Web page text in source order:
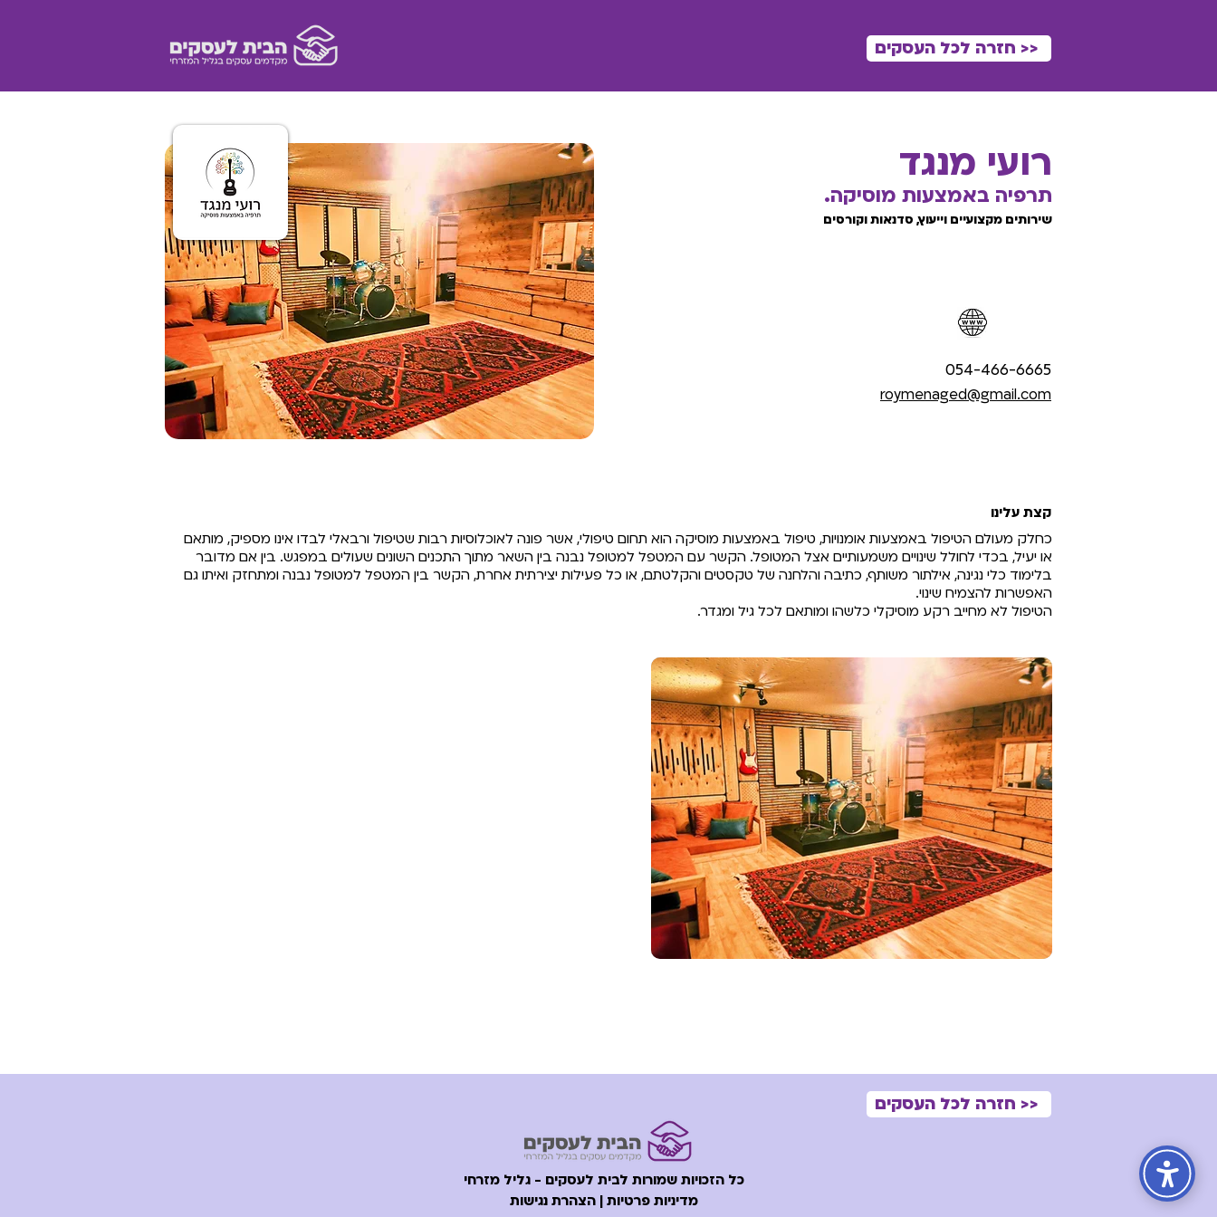
<< חזרה לכל העסקים
רועי מנגד
תרפיה באמצעות מוסיקה.
שירותים מקצועיים וייעוץ, סדנאות וקורסים
054-466-6665
roymenaged@gmail.com
קצת עלינו
כחלק מעולם הטיפול באמצעות אומנויות, טיפול באמצעות מוסיקה הוא תחום טיפולי, אשר פונה לאוכלוסיות רבות שטיפול ורבאלי לבדו אינו מספיק, מותאם
או יעיל, בכדי לחולל שינויים משמעותיים אצל המטופל. הקשר עם המטפל למטופל נבנה בין השאר מתוך התכנים השונים שעולים במפגש. בין אם מדובר
בלימוד כלי נגינה, אילתור משותף, כתיבה והלחנה של טקסטים והקלטתם, או כל פעילות יצירתית אחרת, הקשר בין המטפל למטופל נבנה ומתחזק ואיתו גם
האפשרות להצמיח שינוי.
הטיפול לא מחייב רקע מוסיקלי כלשהו ומותאם לכל גיל ומגדר.
כל הזכויות שמורות לבית לעסקים - גליל מזרחי
מדיניות פרטיות | הצהרת נגישות
<< חזרה לכל העסקים